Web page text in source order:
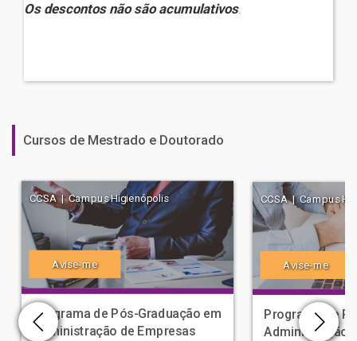
Os descontos não são acumulativos.
Cursos de Mestrado e Doutorado
CCSA | Campus Higienópolis
Avise-me
Programa de Pós-Graduação em
Administração de Empresas
CCSA | Campus
Avise-me
Programa de
Administração